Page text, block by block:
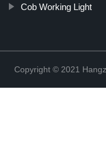
Cob Working Light
Copyright © 2021